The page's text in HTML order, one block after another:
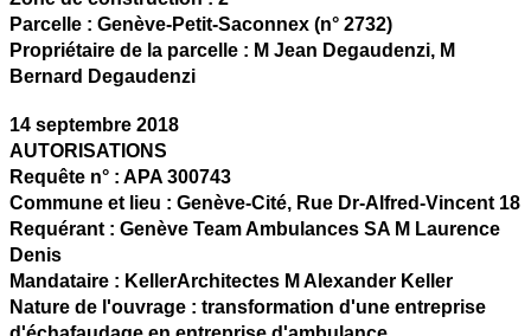
Parcelle : Genève-Petit-Saconnex (n° 2732)
Propriétaire de la parcelle : M Jean Degaudenzi, M
Bernard Degaudenzi
14 septembre 2018
AUTORISATIONS
Requête n° : APA 300743
Commune et lieu : Genève-Cité, Rue Dr-Alfred-Vincent 18
Requérant : Genève Team Ambulances SA M Laurence
Denis
Mandataire : KellerArchitectes M Alexander Keller
Nature de l'ouvrage : transformation d'une entreprise